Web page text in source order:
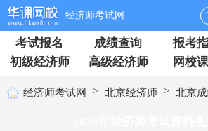
经济师考试网
考试报名 成绩查询 报考
初级经济师
高级经济师 网校
经济师考试网 > 北京经济师 > 北京